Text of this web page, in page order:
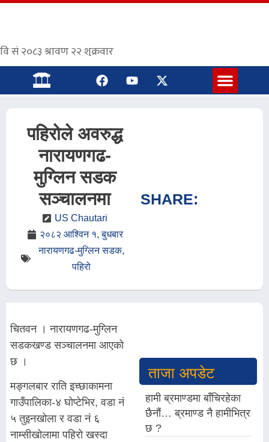
पहिरोले अवरुद्ध
नारायणगढ-
मुग्लिन सडक
सञ्चालनमा
US Chautari
२०८२ आश्विन १, बुधबार
नारायणगढ-मुग्लिन सडक,
पहिरो
SHARE:
चितवन । नारायणगढ-मुग्लिन
सडकखण्ड सञ्चालनमा आएको
छ ।
मङ्गलबार राति इच्छाकामना
गाउँपालिका-४ घोप्टेभिर, वडा नं
५ तुइनखोला र वडा नं ६
नाम्सीखोलामा पहिरो खस्दा
ताजा अपडेट
हामी ब्रमाण्डमा बाँचिरहेका
छैनौं… ब्रमाण्ड नै हामीभित्र
छ ?